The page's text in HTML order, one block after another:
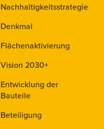
Nachhaltigkeitsstrategie
Denkmal
Flächenaktivierung
Vision 2030+
Entwicklung der
Bauteile
Beteiligung